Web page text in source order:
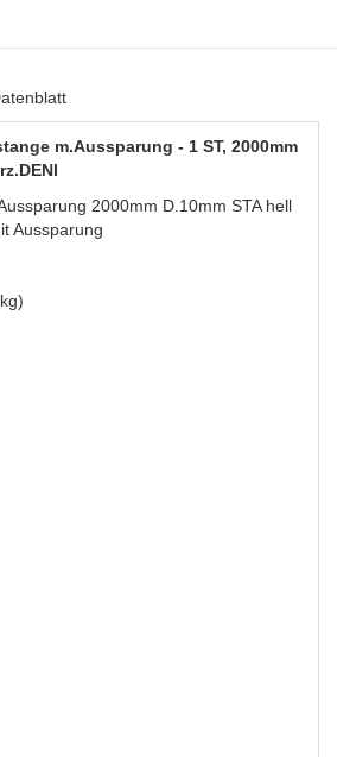
m.Aussparung - 1 ST, 2000mm
2000mm D.10mm STA hell
Aussparung